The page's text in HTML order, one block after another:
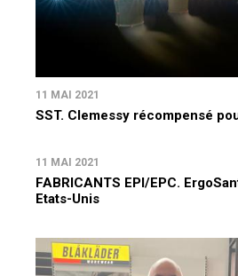
11 MAI 2021
SST. Clemessy récompensé
11 MAI 2021
FABRICANTS EPI/EPC.
Etats-Unis